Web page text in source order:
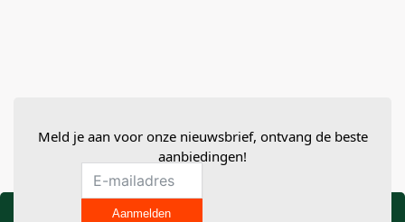
Meld je aan voor onze nieuwsbrief, ontvang de beste
aanbiedingen!
Aanmelden